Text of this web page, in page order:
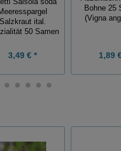
Salsola soda
Salzkraut ital.
50 Samen
3,49 € *
Bohne 25
(Vigna
1,89